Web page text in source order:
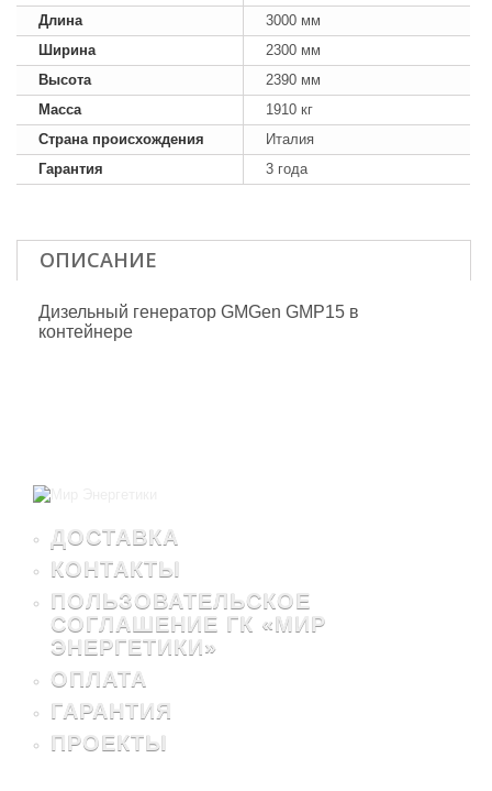
Длина
3000 мм
Ширина
2300 мм
Высота
2390 мм
Масса
1910 кг
Страна происхождения
Италия
Гарантия
3 года
ОПИСАНИЕ
Дизельный генератор GMGen GMP15 в
контейнере
ДОСТАВКА
КОНТАКТЫ
ПОЛЬЗОВАТЕЛЬСКОЕ
СОГЛАШЕНИЕ ГК «МИР
ЭНЕРГЕТИКИ»
ОПЛАТА
ГАРАНТИЯ
ПРОЕКТЫ